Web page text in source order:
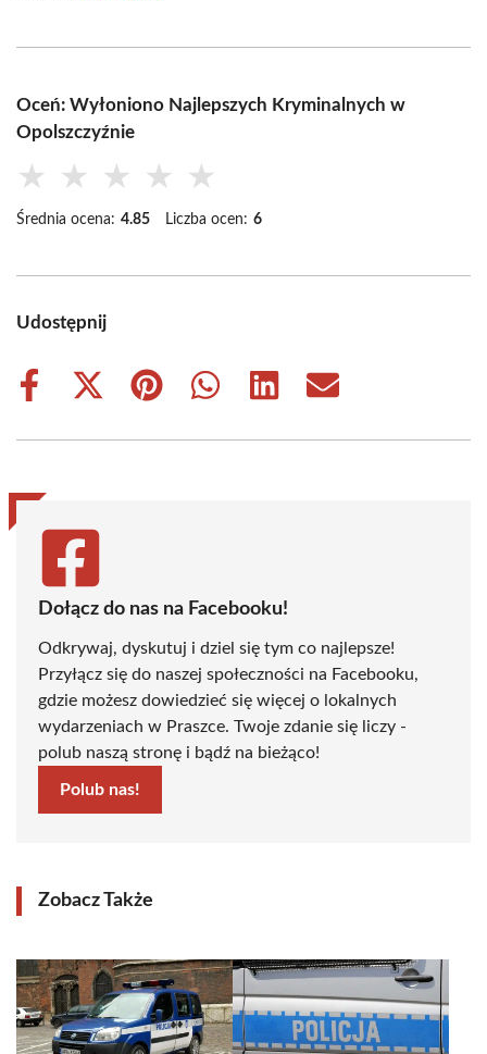
Oceń: Wyłoniono Najlepszych Kryminalnych w
Opolszczyźnie
★ ★ ★ ★ ★
Średnia ocena: 4.85 Liczba ocen: 6
Udostępnij
Share
Share
(Twitter)
Share
Share
Share
Share
Dołącz do nas na Facebooku!
Odkrywaj, dyskutuj i dziel się tym co najlepsze!
Przyłącz się do naszej społeczności na Facebooku,
gdzie możesz dowiedzieć się więcej o lokalnych
wydarzeniach w Praszce. Twoje zdanie się liczy -
polub naszą stronę i bądź na bieżąco!
Polub nas!
Zobacz Także